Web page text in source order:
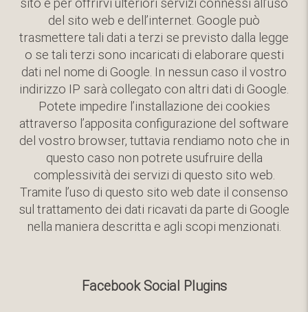
del sito web e dell’internet. Google può
trasmettere tali dati a terzi se previsto dalla legge
o se tali terzi sono incaricati di elaborare questi
dati nel nome di Google. In nessun caso il vostro
indirizzo IP sarà collegato con altri dati di Google.
Potete impedire l’installazione dei cookies
attraverso l’apposita configurazione del software
del vostro browser, tuttavia rendiamo noto che in
questo caso non potrete usufruire della
complessività dei servizi di questo sito web.
Tramite l’uso di questo sito web date il consenso
sul trattamento dei dati ricavati da parte di Google
nella maniera descritta e agli scopi menzionati.
Facebook Social Plugins